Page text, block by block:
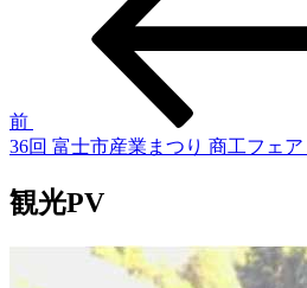
ゲ
ー
シ
ン
前
36回 富士市産業まつり 商工フェア
観光PV